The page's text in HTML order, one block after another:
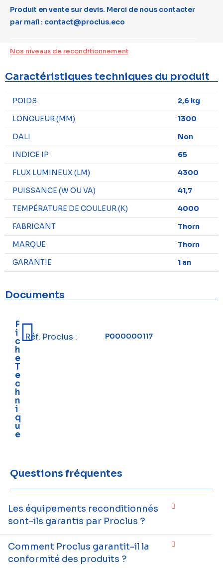
Produit en vente sur devis. Merci de nous contacter
par mail : contact@proclus.eco
Nos niveaux de reconditionnement
Caractéristiques techniques du produit
POIDS
2,6 kg
LONGUEUR (MM)
1300
DALI
Non
INDICE IP
65
FLUX LUMINEUX (LM)
4300
PUISSANCE (W OU VA)
41,7
TEMPÉRATURE DE COULEUR (K)
4000
FABRICANT
Thorn
MARQUE
Thorn
GARANTIE
1 an
Documents
F
i
c
h
e
T
e
c
h
n
i
q
u
e
Réf. Proclus : P000000117
Questions fréquentes
Les équipements reconditionnés
sont-ils garantis par Proclus ?
Comment Proclus garantit-il la
conformité des produits ?